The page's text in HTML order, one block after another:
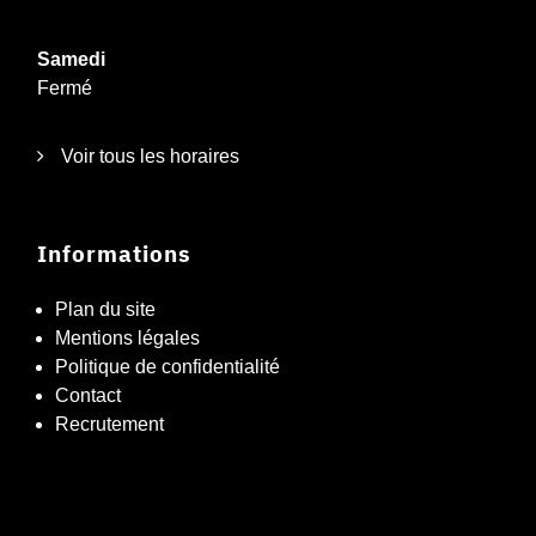
Samedi
Fermé
Voir tous les horaires
Informations
Plan du site
Mentions légales
Politique de confidentialité
Contact
Recrutement